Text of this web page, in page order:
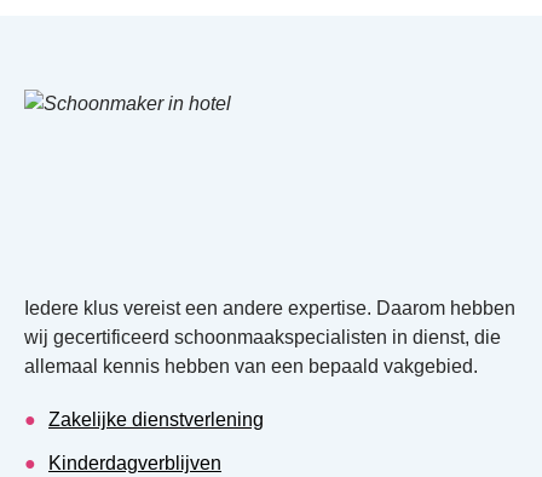
Iedere klus vereist een andere expertise. Daarom hebben
wij gecertificeerd schoonmaakspecialisten in dienst, die
allemaal kennis hebben van een bepaald vakgebied.
Zakelijke dienstverlening
Kinderdagverblijven